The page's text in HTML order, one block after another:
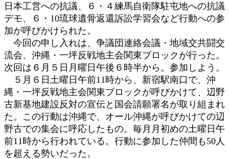
日本工営への抗議、６・４練馬自衛隊駐屯地への抗議
デモ、６・10琉球遺骨返還訴訟学習会など行動への参
加が呼びかけられた。
今回の申し入れは、争議団連絡会議・地域交共闘交
流会、沖縄・一坪反戦地主会関東ブロックが行った。
次回は６月５日月曜日午後６時半から。参加しよう。
５月６日土曜日午前11時から、新宿駅南口で、沖
縄・一坪反戦地主会関東ブロックが呼びかけて、辺野
古新基地建設反対の宣伝と国会請願署名が取り組まれ
た。この行動は沖縄で、オール沖縄が呼びかけての辺
野古での集会に呼応したもの。毎月月初めの土曜日午
前11時から行われている。行動に参加した仲間も50人
を超える勢いだった。